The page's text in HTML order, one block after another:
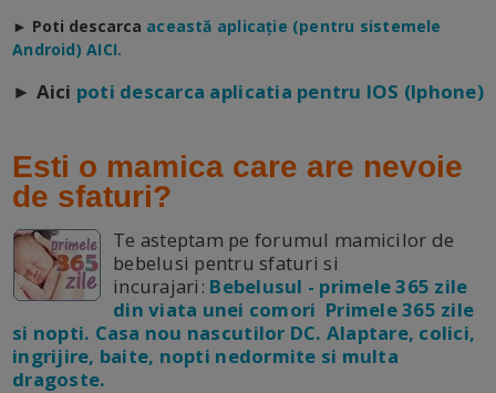
► Poti descarca această aplicație (pentru sistemele
Android) AICI.
► Aici poti descarca aplicatia pentru IOS (Iphone)
Esti o mamica care are nevoie
de sfaturi?
Te asteptam pe forumul mamicilor de
bebelusi pentru sfaturi si
incurajari: Bebelusul - primele 365 zile
din viata unei comori Primele 365 zile
si nopti. Casa nou nascutilor DC. Alaptare, colici,
ingrijire, baite, nopti nedormite si multa
dragoste.